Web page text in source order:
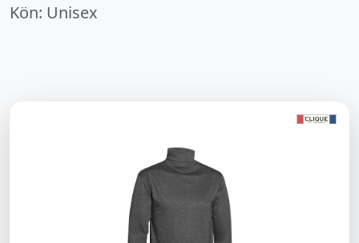
Kön: Unisex